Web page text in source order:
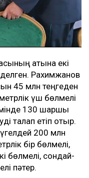
атына екі
Рахимжанов
45 млн теңгеден
үш бөлмелі
130 шаршы
талап етіп отыр.
200 млн
бір бөлмелі,
бөлмелі, сондай-
пәтер.